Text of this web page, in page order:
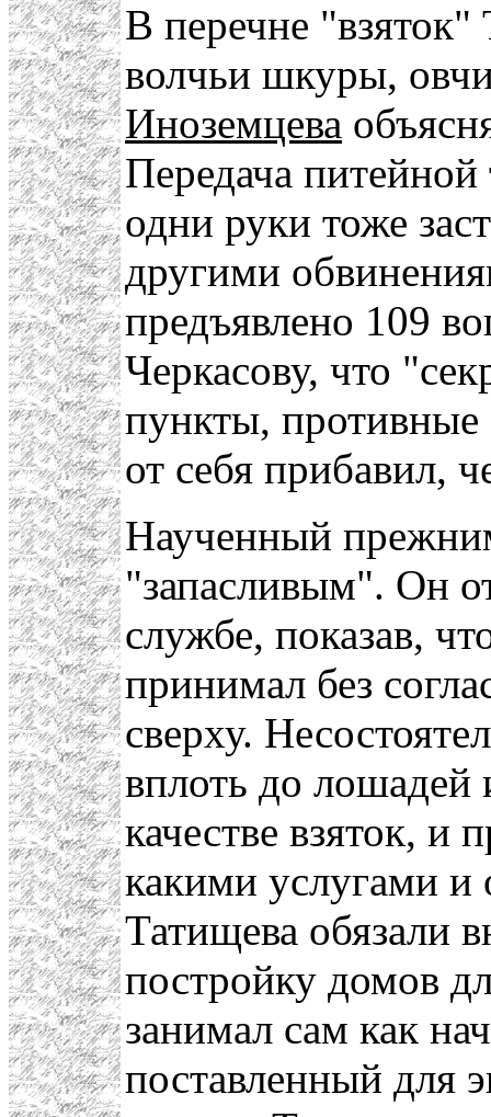
В перечне
волчьи шкуры,
Иноземцева
Передача питейной
одни руки тоже
другими
предъявлено 109
Черкасову, что
пункты,
от себя прибавил,
Наученный
"запасливым". Он
службе, показав,
принимал без
сверху.
вплоть до лошадей
качестве взяток, и
какими услугами и
Татищева обязали
постройку домов
занимал сам как
поставленный для